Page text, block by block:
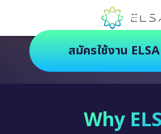
ตัวช่วยฝึกภาษายุคใหม่
สมัครใช้งาน
Why